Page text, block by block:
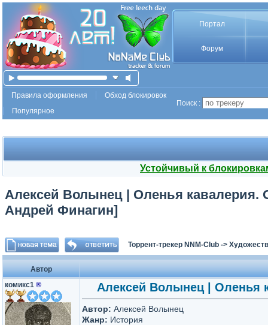
Портал
Форум
Правила оформления
Обход блокировок
Популярное
Поиск :
Устойчивый к
Алексей Волынец | Оленья кавалерия.
Андрей Финагин]
Торрент-трекер NNM-Club ->
Автор
комикс1 ® Алексей Волынец | Оленья
Автор: Алексей Волынец
Жанр: История